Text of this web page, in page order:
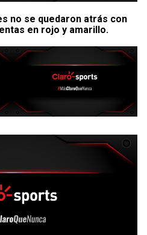
no se quedaron atrás con
en rojo y amarillo.